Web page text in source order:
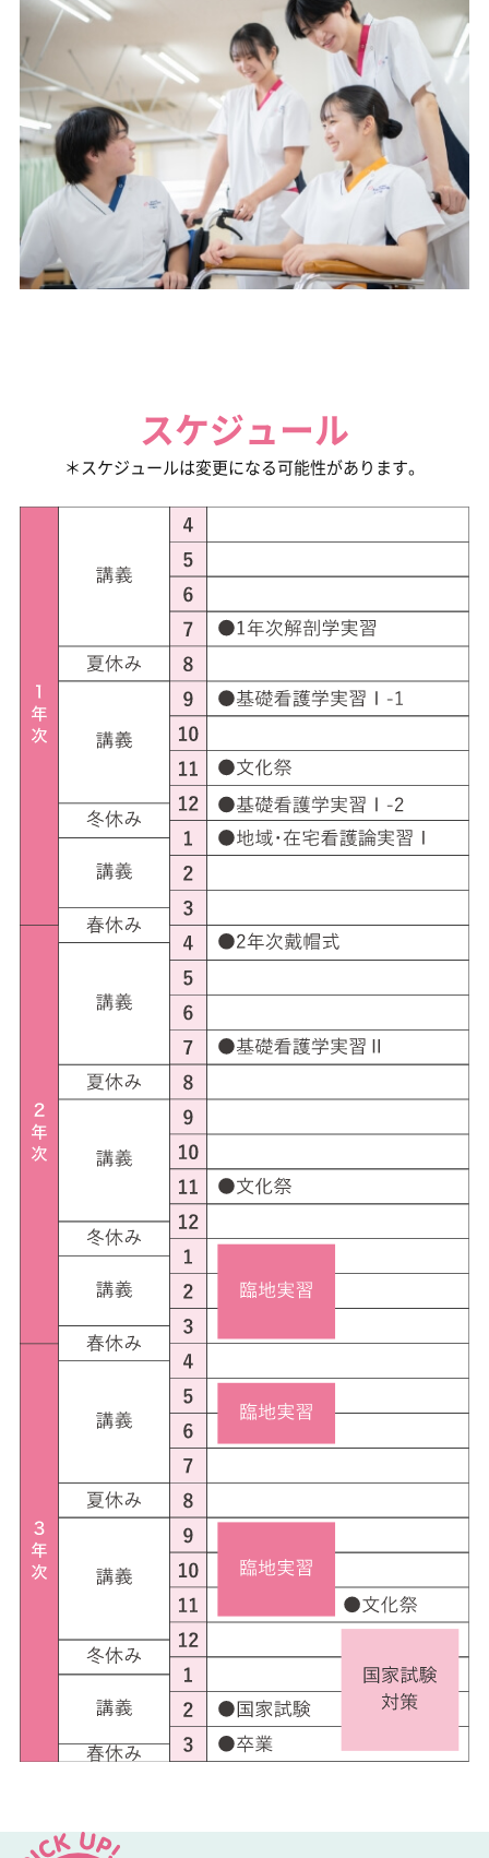
スケジュール
＊スケジュールは変更になる可能性があります。